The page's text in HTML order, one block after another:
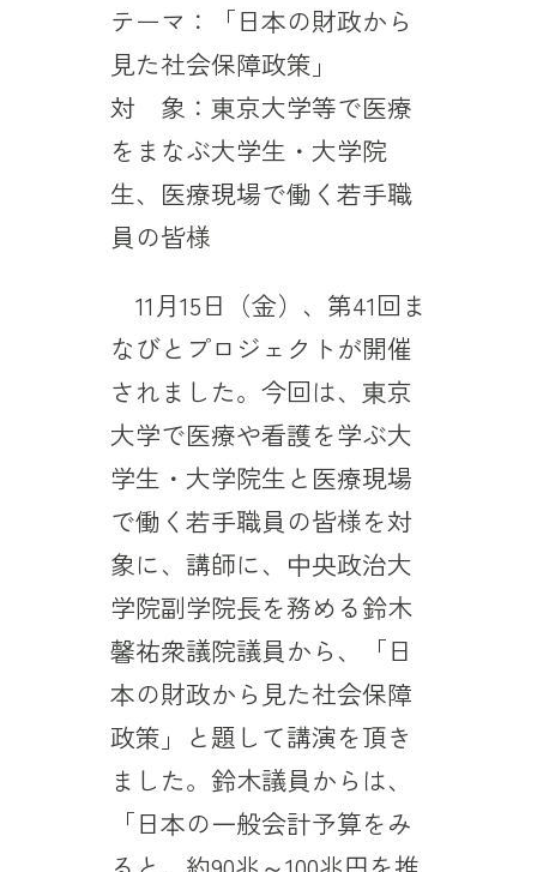
テーマ：「日本の財政から
見た社会保障政策」
対 象：東京大学等で医療
をまなぶ大学生・大学院
生、医療現場で働く若手職
員の皆様
11月15日（金）、第41回ま
なびとプロジェクトが開催
されました。今回は、東京
大学で医療や看護を学ぶ大
学生・大学院生と医療現場
で働く若手職員の皆様を対
象に、講師に、中央政治大
学院副学院長を務める鈴木
馨祐衆議院議員から、「日
本の財政から見た社会保障
政策」と題して講演を頂き
ました。鈴木議員からは、
「日本の一般会計予算をみ